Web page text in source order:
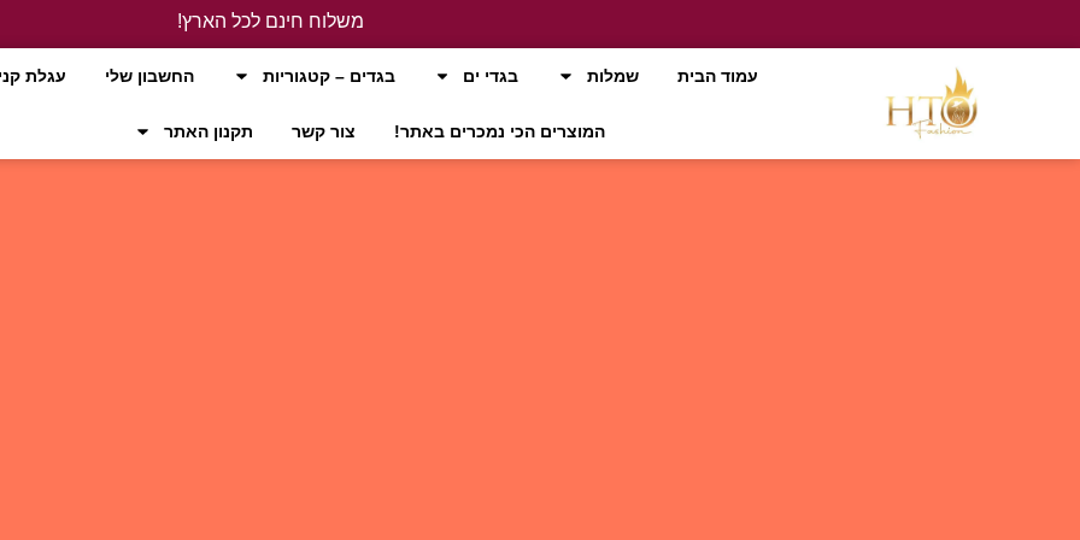
משלוח חינם לכל הארץ!
עמוד הבית
שמלות בגדי ים בגדים – קטגוריות החשבון שלי עגלת
המוצרים הכי נמכרים באתר! צור קשר תקנון האתר